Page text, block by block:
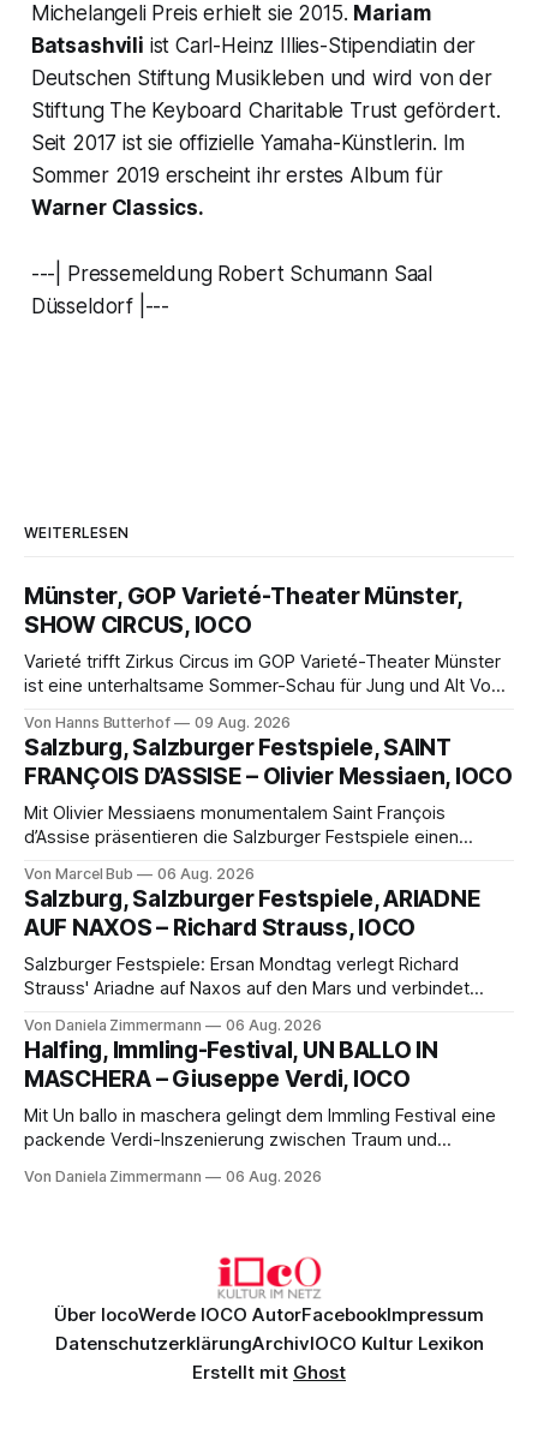
Michelangeli Preis erhielt sie 2015. Mariam
Batsashvili ist Carl-Heinz Illies-Stipendiatin der
Deutschen Stiftung Musikleben und wird von der
Stiftung The Keyboard Charitable Trust gefördert.
Seit 2017 ist sie offizielle Yamaha-Künstlerin. Im
Sommer 2019 erscheint ihr erstes Album für
Warner Classics.
---| Pressemeldung Robert Schumann Saal
Düsseldorf |---
WEITERLESEN
Münster, GOP Varieté-Theater Münster,
SHOW CIRCUS, IOCO
Varieté trifft Zirkus Circus im GOP Varieté-Theater Münster
ist eine unterhaltsame Sommer-Schau für Jung und Alt Von
Münster der Vorhang zur neuen Show Circus hebt, erkundet
wohl auch eine junge Frau, wie es ist, wenn der Zirkus ins
Varieté kommt.
Von Hanns Butterhof 09 Aug. 2026
Salzburg, Salzburger Festspiele, SAINT
FRANÇOIS D’ASSISE – Olivier Messiaen, IOCO
Mit Olivier Messiaens monumentalem Saint François
d’Assise präsentieren die Salzburger Festspiele einen
eine bildgewaltige Inszenierung, Maxime Pascal entfaltet
die komplexe Partitur eindrucksvoll, Philippe Sly berührt als
Franziskus.
Von Marcel Bub 06 Aug. 2026
Salzburg, Salzburger Festspiele, ARIADNE
AUF NAXOS – Richard Strauss, IOCO
Salzburger Festspiele: Ersan Mondtag verlegt Richard
Strauss' Ariadne auf Naxos auf den Mars und verbindet
Aufführung mit starken Solisten und den Wiener
Philharmonikern, szenisch bleibt der zweite Akt jedoch
hinter den Erwartungen zurück.
Von Daniela Zimmermann 06 Aug. 2026
Halfing, Immling-Festival, UN BALLO IN
MASCHERA – Giuseppe Verdi, IOCO
Mit Un ballo in maschera gelingt dem Immling Festival eine
packende Verdi-Inszenierung zwischen Traum und
psychologische Tiefe mit starken Bildern, getragen von
Von Daniela Zimmermann 06 Aug. 2026
Über IocoWerde IOCO AutorFacebookImpressum
DatenschutzerklärungArchivIOCO Kultur Lexikon
Erstellt mit Ghost